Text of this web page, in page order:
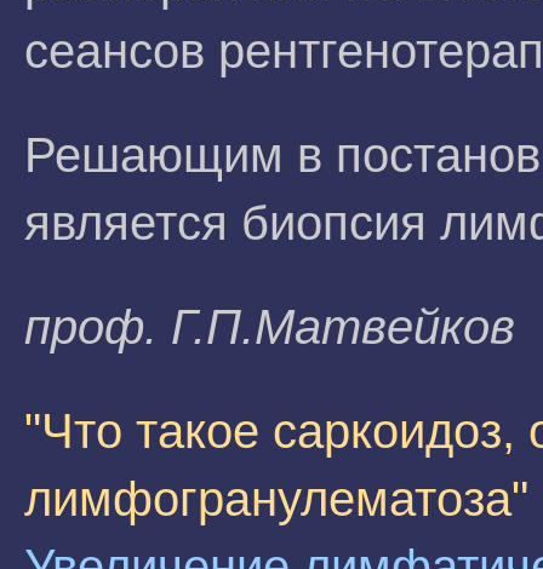
сеансов
Решающим в
является биопсия
проф. Г.П.Maтвeйкoв
"Что такое саркоидоз,
лимфогранулематоза"